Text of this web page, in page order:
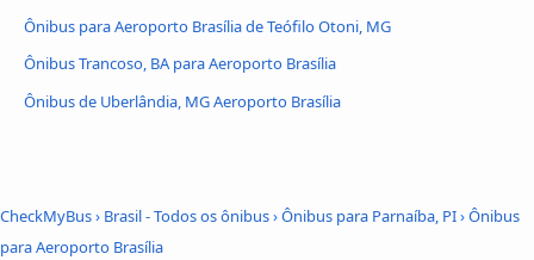
Ônibus para Aeroporto Brasília de Teófilo Otoni, MG
Ônibus Trancoso, BA para Aeroporto Brasília
Ônibus de Uberlândia, MG Aeroporto Brasília
CheckMyBus› Brasil - Todos os ônibus›Ônibus para Parnaíba, PI›Ônibus
para Aeroporto Brasília